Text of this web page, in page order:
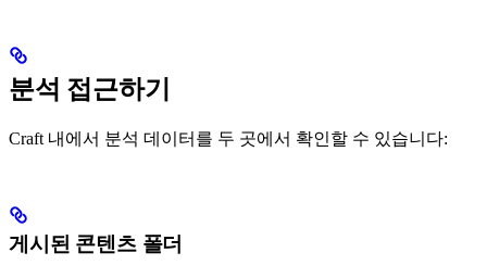
분석 접근하기
Craft 내에서 분석 데이터를 두 곳에서 확인할 수 있습니다:
게시된 콘텐츠 폴더